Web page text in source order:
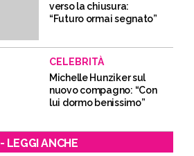
verso la chiusura:
“Futuro ormai segnato”
CELEBRITÀ
Michelle Hunziker sul
nuovo compagno: “Con
lui dormo benissimo”
- LEGGI ANCHE